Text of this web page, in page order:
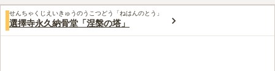
車場も設置されています。車でお墓参りに来る方も、駐車スペー
スを探す煩わしさがなくないので、便利です。
せんちゃくじえいきゅうのうこつどう「ねはんのとう」
選擇寺永久納骨堂「涅槃の塔」